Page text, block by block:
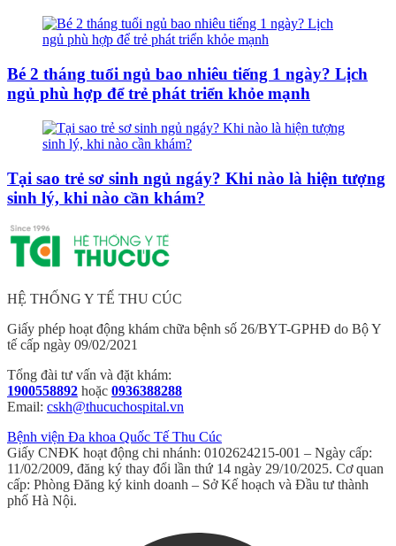
Bé 2 tháng tuổi ngủ bao nhiêu tiếng 1 ngày? Lịch
ngủ phù hợp để trẻ phát triển khỏe mạnh
Tại sao trẻ sơ sinh ngủ ngáy? Khi nào là hiện tượng
sinh lý, khi nào cần khám?
HỆ THỐNG Y TẾ THU CÚC
Giấy phép hoạt động khám chữa bệnh số 26/BYT-GPHĐ do Bộ Y
tế cấp ngày 09/02/2021
Tổng đài tư vấn và đặt khám:
1900558892 hoặc 0936388288
Email: cskh@thucuchospital.vn
Bệnh viện Đa khoa Quốc Tế Thu Cúc
Giấy CNĐK hoạt động chi nhánh: 0102624215-001 – Ngày cấp:
11/02/2009, đăng ký thay đổi lần thứ 14 ngày 29/10/2025. Cơ quan
cấp: Phòng Đăng ký kinh doanh – Sở Kế hoạch và Đầu tư thành
phố Hà Nội.